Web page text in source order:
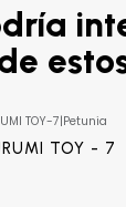
TOY-7|Petunia
TOY - 7